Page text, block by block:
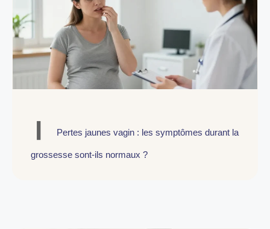
Pertes jaunes vagin : les symptômes durant la
grossesse sont-ils normaux ?